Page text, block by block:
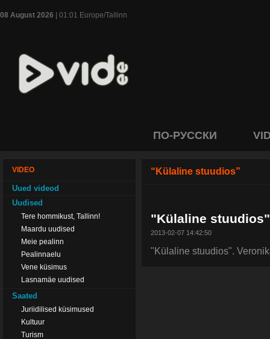
08 August 2026 | 01:01 Europe/Tallinn
ПО-РУССКИ
VIDEO
Uued videod
Uudised
Tere hommikust, Tallinn!
Maardu uudised
Meie pealinn
Pealinnaelu
Vene küsimus
Lasnamäe uudised
Saated
Juriidilised küsimused
Kultuur
Turism
“Külaline stuudios”
"Külaline
2013-02-07 14:42:50
"Külaline stuudios".